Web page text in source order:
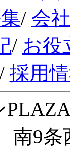
/ 会
/ お役
採用
南9条